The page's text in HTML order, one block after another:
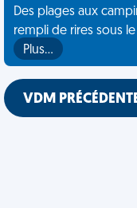
Des plages aux
rempli de rires sous
Plus…
VDM